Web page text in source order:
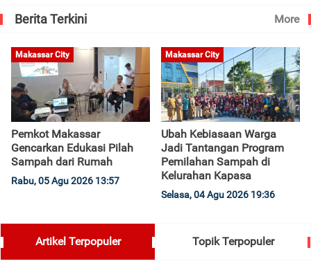
Berita Terkini More
Makassar City
Pemkot Makassar
Gencarkan Edukasi Pilah
Sampah dari Rumah
Rabu, 05 Agu 2026 13:57
Makassar City
Ubah Kebiasaan Warga
Jadi Tantangan Program
Pemilahan Sampah di
Kelurahan Kapasa
Selasa, 04 Agu 2026 19:36
Artikel Terpopuler Topik Terpopuler